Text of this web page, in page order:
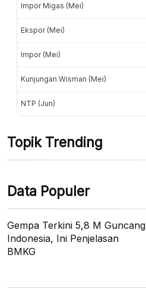
Impor Migas (Mei)
Ekspor (Mei)
Impor (Mei)
Kunjungan Wisman (Mei)
NTP (Jun)
Topik Trending
Data Populer
Gempa Terkini 5,8 M Guncang
Indonesia, Ini Penjelasan
BMKG